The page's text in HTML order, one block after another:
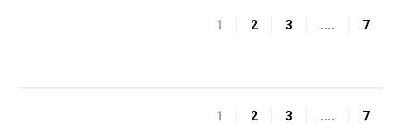
1 2 3 .... 7
1 2 3 .... 7